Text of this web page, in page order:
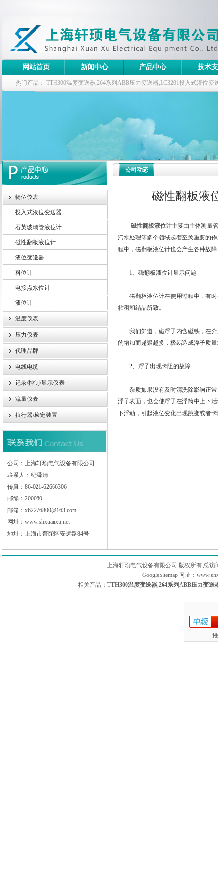
上海轩顼电气设备有限公司
网站首页 新闻中心 产品中心 技术
热门产品： TTH300温度变送器,264系列ABB压力变送器,LC3201投入式液位
物位仪表
投入式液位变送器
石英玻璃管液位计
磁性翻板液位计
液位变送器
料位计
电接点水位计
液位计
温度仪表
压力仪表
代理品牌
电线电缆
记录/控制/显示仪表
流量仪表
执行器/检定装置
公司：上海轩顼电气设备有限公司
联系人：纪舜清
传真：86-021-62666306
邮编：200060
邮箱：x62276800@163.com
网址： www.shxuanxu.net
地址：上海市普陀区安远路84号
公司动态
磁性翻板液
磁性翻板液位计主要由主体测量
污水处理等多个领域起着至关重要的
程中，磁翻板液位计也会产生各种故
1、磁翻板液位计显示问题
磁翻板液位计在使用过程中，有时
粘稠和结晶所致。
我们知道，磁浮子内含磁铁，在介
的增加而越聚越多，极易造成浮子质
2、浮子出现卡阻的故障
杂质如果没有及时清洗除影响正常
浮子表面，也会使浮子在浮筒中上下
下浮动，引起液位变化出现跳变或者
上海轩顼电气设备有限公司 版权所有 总访
GoogleSitemap网址：
相关产品： TTH300温度变送器,264系列ABB压力变送